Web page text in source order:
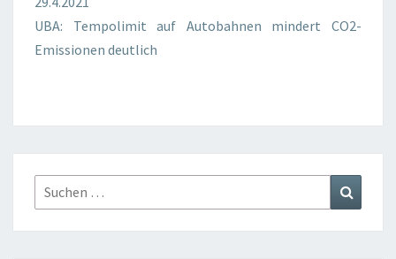
UBA: Tempolimit auf Autobahnen mindert CO2-
Emissionen deutlich
Suchen
nach: